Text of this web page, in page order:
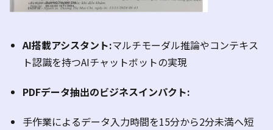
AI搭載アシスタント:マルチモーダル推論やコンテキス
ト認識を持つAIチャットボットの実現
PDFデータ抽出のビジネスインパクト:
手作業によるデータ入力時間を15分から2分未満へ短